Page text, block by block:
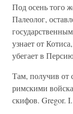
Под осень того
Палеолог,
узнает от
убегает в
Там, получив от
римскими
скифов. Gregor.